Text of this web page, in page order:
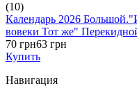
(10)
Календарь 2026
вовеки Тот же"
70 грн63 грн
Купить
Навигация